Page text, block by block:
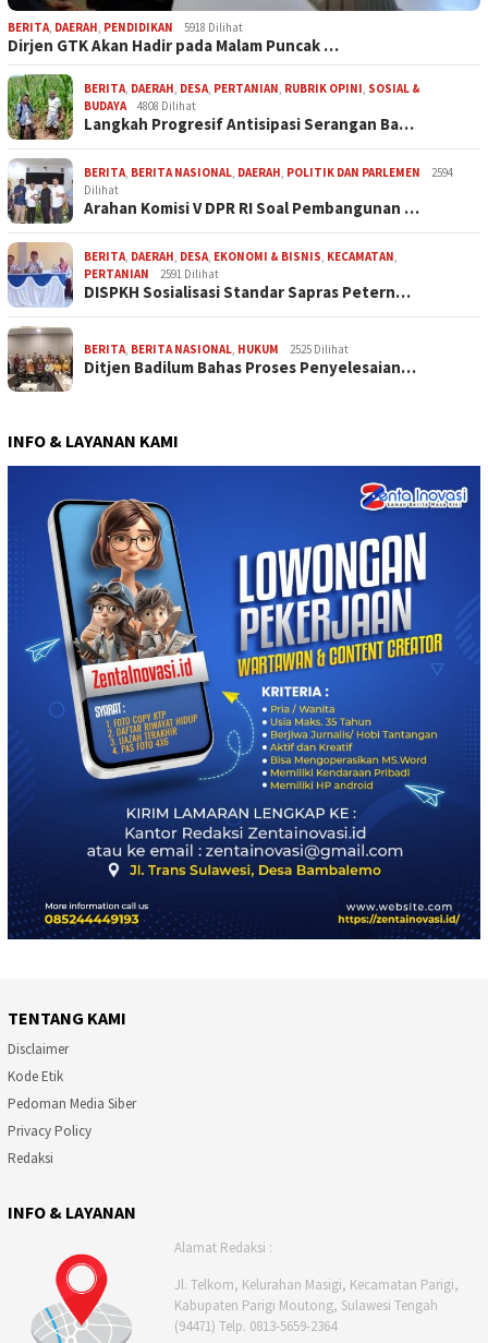
BERITA DAERAH PENDIDIKAN 5918 Dilihat
Dirjen GTK Akan Hadir pada Malam Puncak …
BERITA DAERAH DESA PERTANIAN RUBRIK OPINI SOSIAL &
BUDAYA
4808 Dilihat
Langkah Progresif Antisipasi Serangan Ba…
BERITA BERITA NASIONAL DAERAH POLITIK DAN PARLEMEN
2594
Dilihat
Arahan Komisi V DPR RI Soal Pembangunan …
BERITA DAERAH DESA EKONOMI & BISNIS KECAMATAN
PERTANIAN
2591 Dilihat
DISPKH Sosialisasi Standar Sapras Petern…
BERITA BERITA NASIONAL HUKUM 2525 Dilihat
Ditjen Badilum Bahas Proses Penyelesaian…
INFO & LAYANAN KAMI
TENTANG KAMI
Disclaimer
Kode Etik
Pedoman Media Siber
Privacy Policy
Redaksi
INFO & LAYANAN
Alamat Redaksi :
Jl. Telkom, Kelurahan Masigi, Kecamatan Parigi,
Kabupaten Parigi Moutong, Sulawesi Tengah
(94471) Telp. 0813-5659-2364